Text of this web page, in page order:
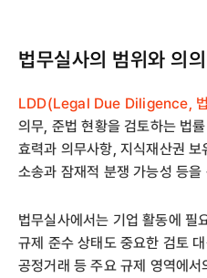
법무실사의 범위와 의의
LDD(Legal Due Diligence,
의무, 준법 현황을 검토하는 법
효력과 의무사항, 지식재산권
소송과 잠재적 분쟁 가능성 등
법무실사에서는 기업 활동에 필
규제 준수 상태도 중요한 검토
공정거래 등 주요 규제 영역에